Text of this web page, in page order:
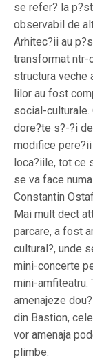
se refer? la
observabil de
Arhitec?ii au
transformat ntr-
structura veche
lilor au fost
social-culturale.
dore?te s?-?i
modifice
loca?iile, tot ce
se va face
Constantin
Mai mult dect
parcare, a fost
cultural?, unde
mini-concerte
mini-amfiteatru.
amenajeze
din Bastion,
vor amenaja
plimbe.